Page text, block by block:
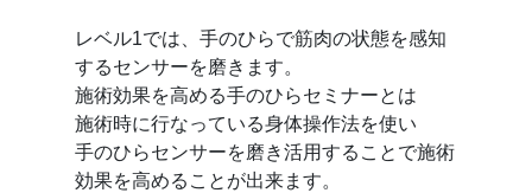
レベル1では、手のひらで筋肉の状態を感知
するセンサーを磨きます。
施術効果を高める手のひらセミナーとは
施術時に行なっている身体操作法を使い
手のひらセンサーを磨き活用することで施術
効果を高めることが出来ます。